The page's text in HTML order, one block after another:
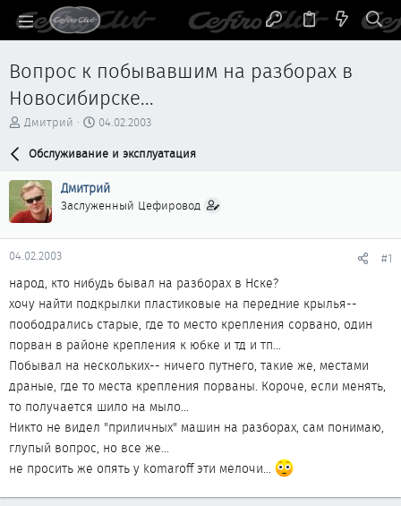
Вопрос к побывавшим на разборах в
Новосибирске...
А
р
т
е
м
ы
Дмитрий
Д
т
н
а
а
04.02.2003
Обслуживание и эксплуатация
Дмитрий
Заслуженный Цефировод
04.02.2003 #1
народ, кто нибудь бывал на разборах в Нске?
хочу найти подкрылки пластиковые на передние крылья--
поободрались старые, где то место крепления сорвано, один
порван в районе крепления к юбке и тд и тп...
Побывал на нескольких-- ничего путнего, такие же, местами
драные, где то места крепления порваны. Короче, если менять,
то получается шило на мыло...
Никто не видел "приличных" машин на разборах, сам понимаю,
глупый вопрос, но все же...
не просить же опять у komaroff эти мелочи...